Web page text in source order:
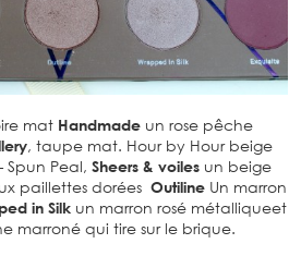
mat Handmade un rose pêche
, taupe mat. Hour by Hour beige
Spun Peal, Sheers & voilesun beige
paillettes doréesOutilineUn marron
in Silk un marron rosé métalliqueet
marroné qui tire sur le brique.